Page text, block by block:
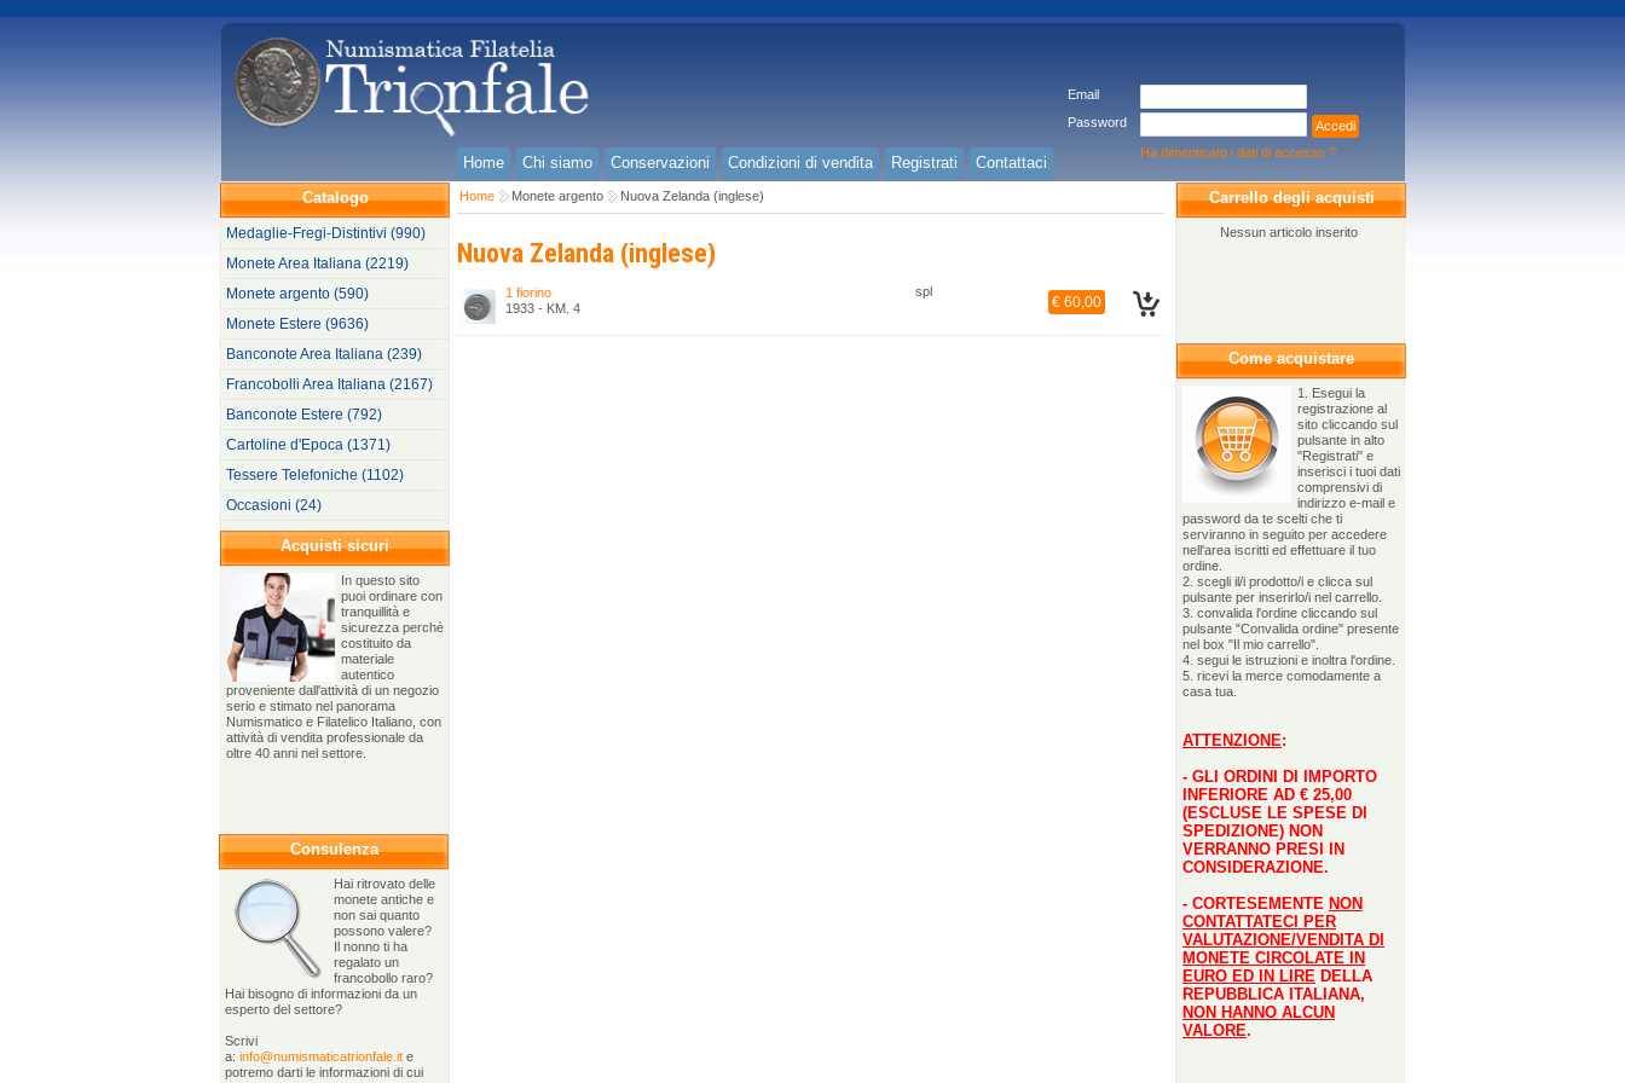
Email
Password
Accedi
Ha dimenticato i dati di accesso ?
Home Chi siamo Conservazioni Condizioni di vendita Registrati
Contattaci
Catalogo
Medaglie-Fregi-Distintivi (990)
Monete Area Italiana (2219)
Monete argento (590)
Monete Estere (9636)
Banconote Area Italiana (239)
Francobolli Area Italiana (2167)
Banconote Estere (792)
Cartoline d'Epoca (1371)
Tessere Telefoniche (1102)
Occasioni (24)
Acquisti sicuri
In questo sito
puoi ordinare con
tranquillità e
sicurezza perchè
costituito da
materiale
autentico
proveniente dall'attività di un negozio
serio e stimato nel panorama
Numismatico e Filatelico Italiano, con
attività di vendita professionale da
oltre 40 anni nel settore.
Consulenza
Hai ritrovato delle
monete antiche e
non sai quanto
possono valere?
Il nonno ti ha
regalato un
francobollo raro?
Hai bisogno di informazioni da un
esperto del settore?
Scrivi
a: info@numismaticatrionfale.it e
potremo darti le informazioni di cui
Carrello degli acquisti
Nessun articolo inserito
Come acquistare
1. Esegui la
registrazione al
sito cliccando sul
pulsante in alto
"Registrati" e
inserisci i tuoi dati
comprensivi di
indirizzo e-mail e
password da te scelti che ti
serviranno in seguito per accedere
nell'area iscritti ed effettuare il tuo
ordine.
2. scegli il/i prodotto/i e clicca sul
pulsante per inserirlo/i nel carrello.
3. convalida l'ordine cliccando sul
pulsante "Convalida ordine" presente
nel box "Il mio carrello".
4. segui le istruzioni e inoltra l'ordine.
5. ricevi la merce comodamente a
casa tua.
ATTENZIONE:
- GLI ORDINI DI IMPORTO
INFERIORE AD € 25,00
(ESCLUSE LE SPESE DI
SPEDIZIONE) NON
VERRANNO PRESI IN
CONSIDERAZIONE.
- CORTESEMENTE NON
CONTATTATECI PER
VALUTAZIONE/VENDITA DI
MONETE CIRCOLATE IN
EURO ED IN LIRE DELLA
REPUBBLICA ITALIANA,
NON HANNO ALCUN
VALORE.
Home Monete argento Nuova Zelanda (inglese)
Nuova Zelanda (inglese)
1 fiorino
spl
1933 - KM. 4
€ 60,00